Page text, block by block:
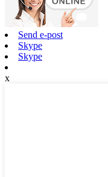
Send e-post
Skype
Skype
x